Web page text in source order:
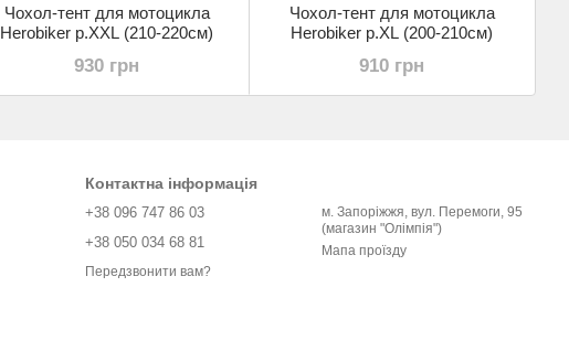
Чохол-тент для мотоцикла
Herobiker р.XXL (210-220см)
930 грн
Чохол-тент для мотоцикла
Herobiker р.XL (200-210см)
910 грн
Контактна інформація
+38 096 747 86 03
+38 050 034 68 81
Передзвонити вам?
м. Запоріжжя, вул. Перемоги, 95
(магазин "Олімпія")
Мапа проїзду